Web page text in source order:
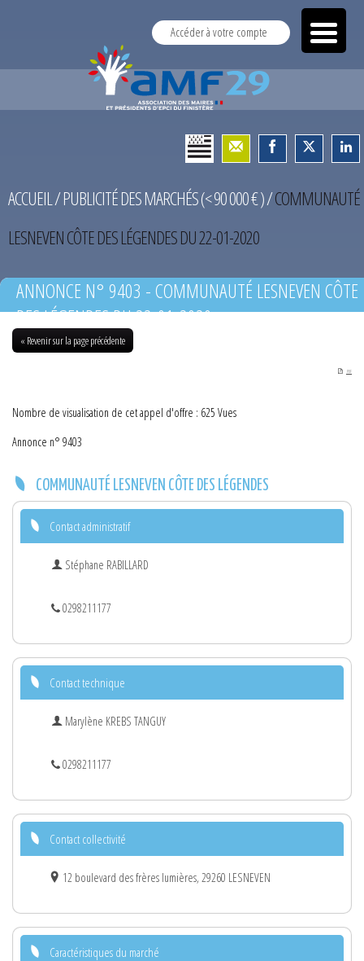
Accéder à votre compte
ACCUEIL/PUBLICITÉ DES MARCHÉS (< 90 000 € )/COMMUNAUTÉ
LESNEVEN CÔTE DES LÉGENDES DU 22-01-2020
ANNONCE N° 9403 - COMMUNAUTÉ LESNEVEN CÔTE
DES LÉGENDES DU 22-01-2020
« Revenir sur la page précédente
PDF
Nombre de visualisation de cet appel d'offre : 625 Vues
Annonce n° 9403
COMMUNAUTÉ LESNEVEN CÔTE DES LÉGENDES
Contact administratif
Stéphane RABILLARD
0298211177
Contact technique
Marylène KREBS TANGUY
0298211177
Contact collectivité
12 boulevard des frères lumières, 29260 LESNEVEN
Caractéristiques du marché